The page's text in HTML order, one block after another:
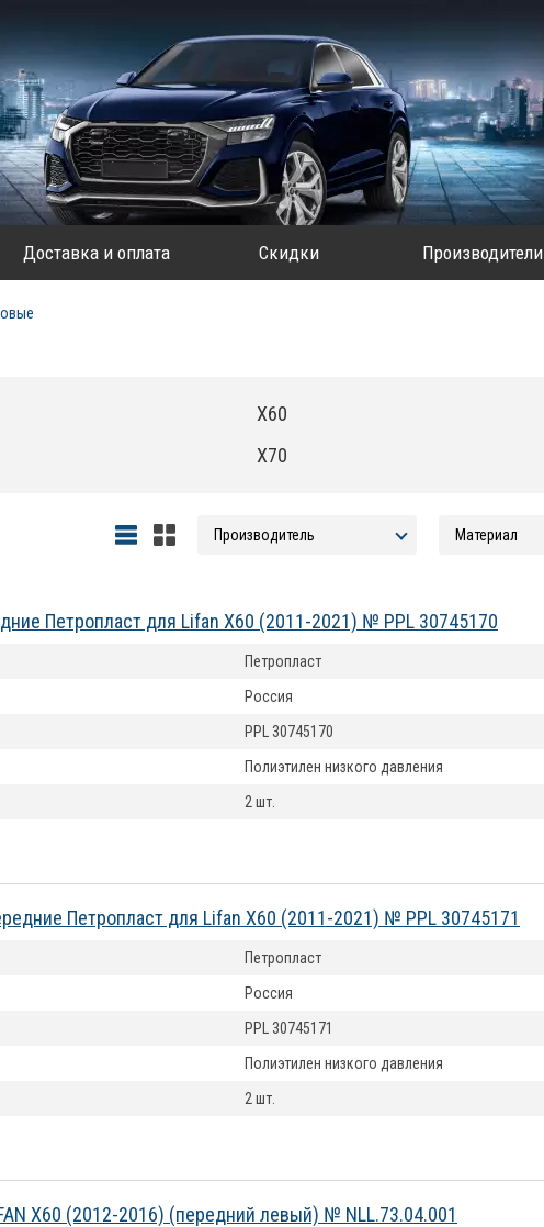
Доставка и оплата Скидки Производители
X60
X70
Петропласт для Lifan X60 (2011-2021) № PPL 30745170
Петропласт
Россия
PPL 30745170
Полиэтилен низкого давления
2 шт.
Петропласт для Lifan X60 (2011-2021) № PPL 30745171
Петропласт
Россия
PPL 30745171
Полиэтилен низкого давления
2 шт.
X60 (2012-2016) (передний левый) № NLL.73.04.001